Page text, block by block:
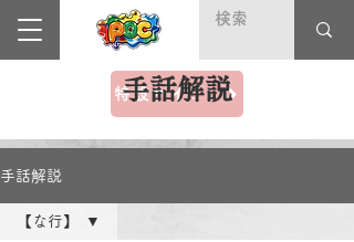
特設サイト＼Deaf Fest（デフフェス）2025／
手話解説
手話解説
【な行】